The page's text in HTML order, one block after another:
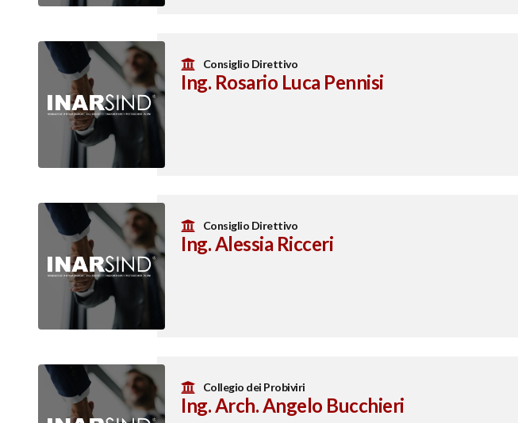
Consiglio Direttivo
Ing. Rosario Luca Pennisi
Consiglio Direttivo
Ing. Alessia Ricceri
Collegio dei Probiviri
Ing. Arch. Angelo Bucchieri